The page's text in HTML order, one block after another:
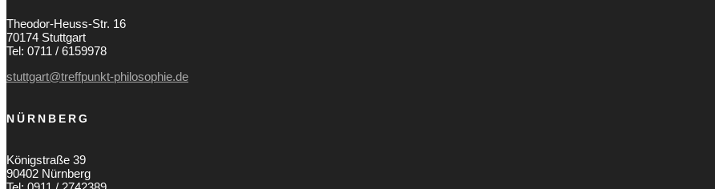
Theodor-Heuss-Str. 16
70174 Stuttgart
Tel: 0711 / 6159978
stuttgart@treffpunkt-philosophie.de
NÜRNBERG
Königstraße 39
90402 Nürnberg